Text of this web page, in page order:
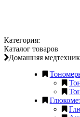
Категория:
Каталог товаров
Домашняя